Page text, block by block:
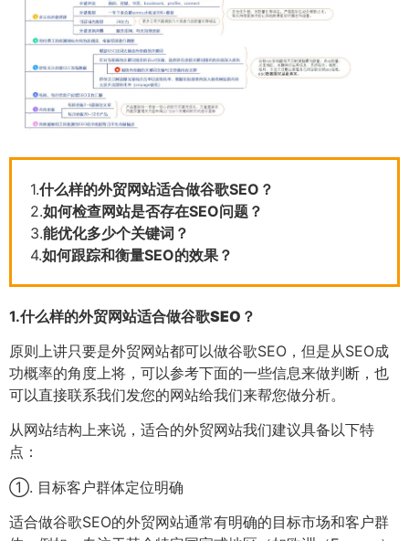
1.什么样的外贸网站适合做谷歌SEO？
2.如何检查网站是否存在SEO问题？
3.能优化多少个关键词？
4.如何跟踪和衡量SEO的效果？
1.什么样的外贸网站适合做谷歌SEO？
原则上讲只要是外贸网站都可以做谷歌SEO，但是从SEO成
功概率的角度上将，可以参考下面的一些信息来做判断，也
可以直接联系我们发您的网站给我们来帮您做分析。
从网站结构上来说，适合的外贸网站我们建议具备以下特
点：
①. 目标客户群体定位明确
适合做谷歌SEO的外贸网站通常有明确的目标市场和客户群